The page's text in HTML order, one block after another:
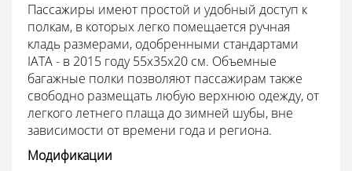
Пассажиры имеют простой и удобный доступ к
полкам, в которых легко помещается ручная
кладь размерами, одобренными стандартами
IATA - в 2015 году 55х35х20 см. Объемные
багажные полки позволяют пассажирам также
свободно размещать любую верхнюю одежду, от
легкого летнего плаща до зимней шубы, вне
зависимости от времени года и региона.
Модификации